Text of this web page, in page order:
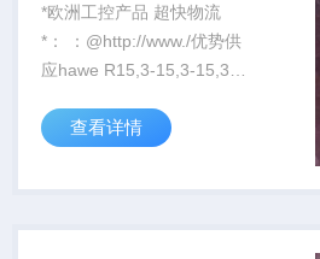
*欧洲工控产品 超快物流
*： ：@http://www./优势供
应hawe R15,3-15,3-15,3-
查看详情